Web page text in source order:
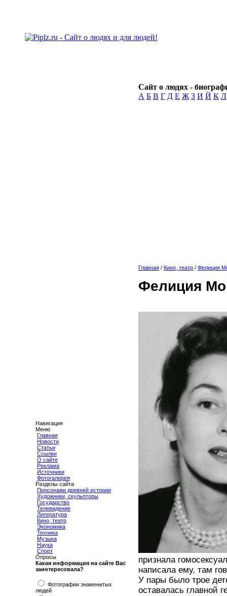
Сайт о людях -
А Б В Г Д Е Ж З И Й К Л
Навигация
Меню
Главная
Новости
Статьи
Ссылки
О сайте
Реклама
Источники
Фотогалерея
Разделы сайта
Персонажи древней истории
Художники, скульпторы
Государство
Телевидение
Литература
Кино, театр
Экономика
Техника
Музыка
Наука
Спорт
Опросы
Какая информация на сайте Вас
заинтересовала?
Фотографии знаменитых
людей
Главная / Кино, театр / Фелиция
Фелиция
признала
написала ему, там
У пары было трое
оставалась главной